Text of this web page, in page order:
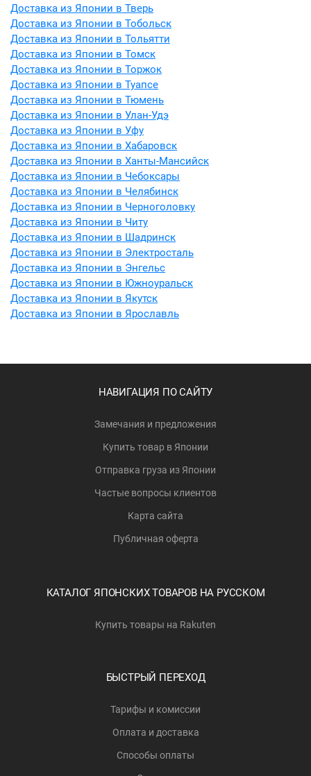
Доставка из Японии в Тверь
Доставка из Японии в Тобольск
Доставка из Японии в Тольятти
Доставка из Японии в Томск
Доставка из Японии в Торжок
Доставка из Японии в Туапсе
Доставка из Японии в Тюмень
Доставка из Японии в Улан-Удэ
Доставка из Японии в Уфу
Доставка из Японии в Хабаровск
Доставка из Японии в Ханты-Мансийск
Доставка из Японии в Чебоксары
Доставка из Японии в Челябинск
Доставка из Японии в Черноголовку
Доставка из Японии в Читу
Доставка из Японии в Шадринск
Доставка из Японии в Электросталь
Доставка из Японии в Энгельс
Доставка из Японии в Южноуральск
Доставка из Японии в Якутск
Доставка из Японии в Ярославль
НАВИГАЦИЯ ПО САЙТУ
Замечания и предложения
Купить товар в Японии
Отправка груза из Японии
Частые вопросы клиентов
Карта сайта
Публичная оферта
КАТАЛОГ ЯПОНСКИХ ТОВАРОВ НА РУССКОМ
Купить товары на Rakuten
БЫСТРЫЙ ПЕРЕХОД
Тарифы и комиссии
Оплата и доставка
Способы оплаты